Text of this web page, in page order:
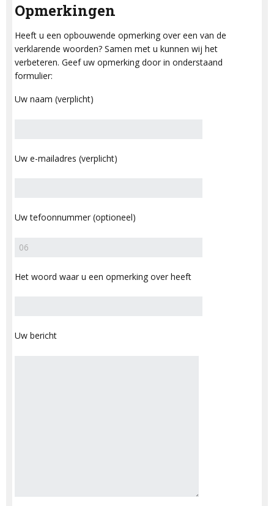
Opmerkingen
Heeft u een opbouwende opmerking over een van de
verklarende woorden? Samen met u kunnen wij het
verbeteren. Geef uw opmerking door in onderstaand
formulier:
Uw naam (verplicht)
Uw e-mailadres (verplicht)
Uw tefoonnummer (optioneel)
Het woord waar u een opmerking over heeft
Uw bericht